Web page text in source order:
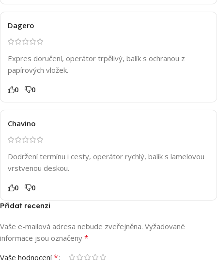
Dagero
Expres doručení, operátor trpělivý, balík s ochranou z
papírových vložek.
0 0
Chavino
Dodržení termínu i cesty, operátor rychlý, balík s lamelovou
vrstvenou deskou.
0 0
Přidat recenzi
Vaše e-mailová adresa nebude zveřejněna. Vyžadované
informace jsou označeny *
Vaše hodnocení*